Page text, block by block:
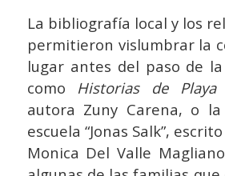
La bibliografía local y los
permitieron vislumbrar la
lugar antes del paso de
como Historias de Playa
autora Zuny Carena, o
escuela “Jonas Salk”,
Monica Del Valle